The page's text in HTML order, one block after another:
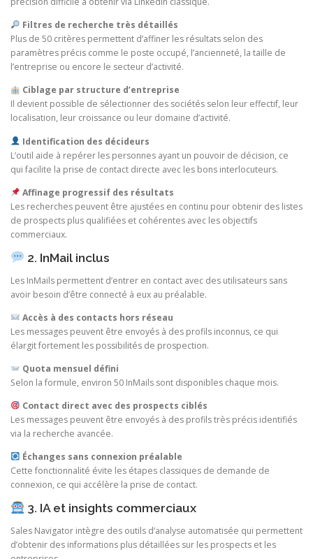
Filtres de recherche très détaillés
Plus de 50 critères permettent d’affiner les résultats selon des
paramètres précis comme le poste occupé, l’ancienneté, la taille de
l’entreprise ou encore le secteur d’activité.
Ciblage par structure d’entreprise
Il devient possible de sélectionner des sociétés selon leur effectif, leur
localisation, leur croissance ou leur domaine d’activité.
Identification des décideurs
L’outil aide à repérer les personnes ayant un pouvoir de décision, ce
qui facilite la prise de contact directe avec les bons interlocuteurs.
Affinage progressif des résultats
Les recherches peuvent être ajustées en continu pour obtenir des listes
de prospects plus qualifiées et cohérentes avec les objectifs
commerciaux.
2. InMail inclus
Les InMails permettent d’entrer en contact avec des utilisateurs sans
avoir besoin d’être connecté à eux au préalable.
Accès à des contacts hors réseau
Les messages peuvent être envoyés à des profils inconnus, ce qui
élargit fortement les possibilités de prospection.
Quota mensuel défini
Selon la formule, environ 50 InMails sont disponibles chaque mois.
Contact direct avec des prospects ciblés
Les messages peuvent être envoyés à des profils très précis identifiés
via la recherche avancée.
Échanges sans connexion préalable
Cette fonctionnalité évite les étapes classiques de demande de
connexion, ce qui accélère la prise de contact.
3. IA et insights commerciaux
Sales Navigator intègre des outils d’analyse automatisée qui permettent
d’obtenir des informations plus détaillées sur les prospects et les